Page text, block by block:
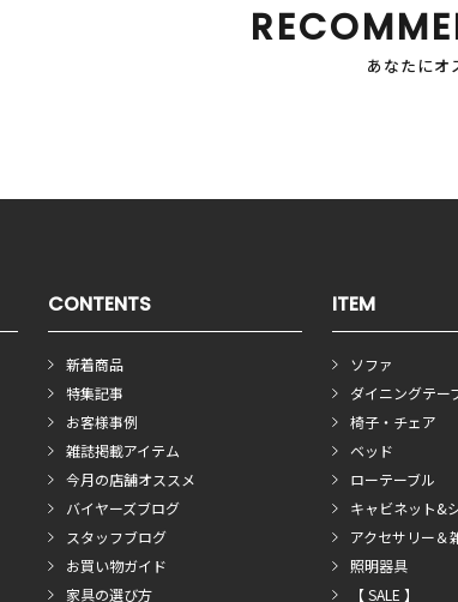
あなたにオ
CONTENTS
新着商品
特集記事
お客様事例
雑誌掲載アイテム
今月の店舗オススメ
バイヤーズブログ
スタッフブログ
お買い物ガイド
家具の選び方
ITEM
ソファ
ダイニングテー
椅子・チェア
ベッド
ローテーブル
キャビネット&
アクセサリー＆
照明器具
【 SALE 】